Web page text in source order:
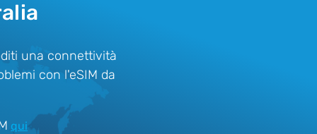
una connettività
con l'eSIM da
qui